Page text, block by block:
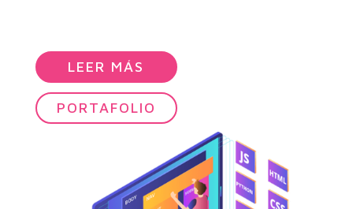
LEER MÁS
PORTAFOLIO